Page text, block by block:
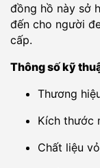
đồng hồ này sở
đến cho người
cấp.
Thông số kỹ
Thương
Kích thước
Chất liệu